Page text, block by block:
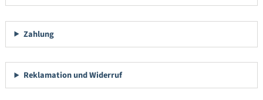
Zahlung
Reklamation und Widerruf